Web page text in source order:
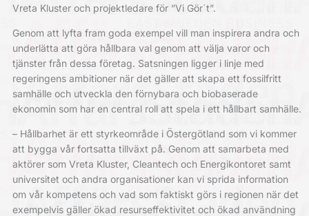
Vreta Kluster och projektledare för ”Vi Gör´t”.
Genom att lyfta fram goda exempel vill man inspirera andra och
underlätta att göra hållbara val genom att välja varor och
tjänster från dessa företag. Satsningen ligger i linje med
regeringens ambitioner när det gäller att skapa ett fossilfritt
samhälle och utveckla den förnybara och biobaserade
ekonomin som har en central roll att spela i ett hållbart samhälle.
– Hållbarhet är ett styrkeområde i Östergötland som vi kommer
att bygga vår fortsatta tillväxt på. Genom att samarbeta med
aktörer som Vreta Kluster, Cleantech och Energikontoret samt
universitet och andra organisationer kan vi sprida information
om vår kompetens och vad som faktiskt görs i regionen när det
exempelvis gäller ökad resurseffektivitet och ökad användning